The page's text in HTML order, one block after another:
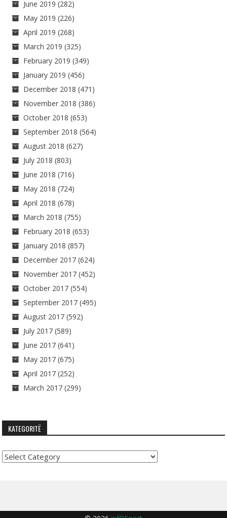
June 2019 (282)
May 2019 (226)
April 2019 (268)
March 2019 (325)
February 2019 (349)
January 2019 (456)
December 2018 (471)
November 2018 (386)
October 2018 (653)
September 2018 (564)
August 2018 (627)
July 2018 (803)
June 2018 (716)
May 2018 (724)
April 2018 (678)
March 2018 (755)
February 2018 (653)
January 2018 (857)
December 2017 (624)
November 2017 (452)
October 2017 (554)
September 2017 (495)
August 2017 (592)
July 2017 (589)
June 2017 (641)
May 2017 (675)
April 2017 (252)
March 2017 (299)
KATEGORITË
Kategoritë